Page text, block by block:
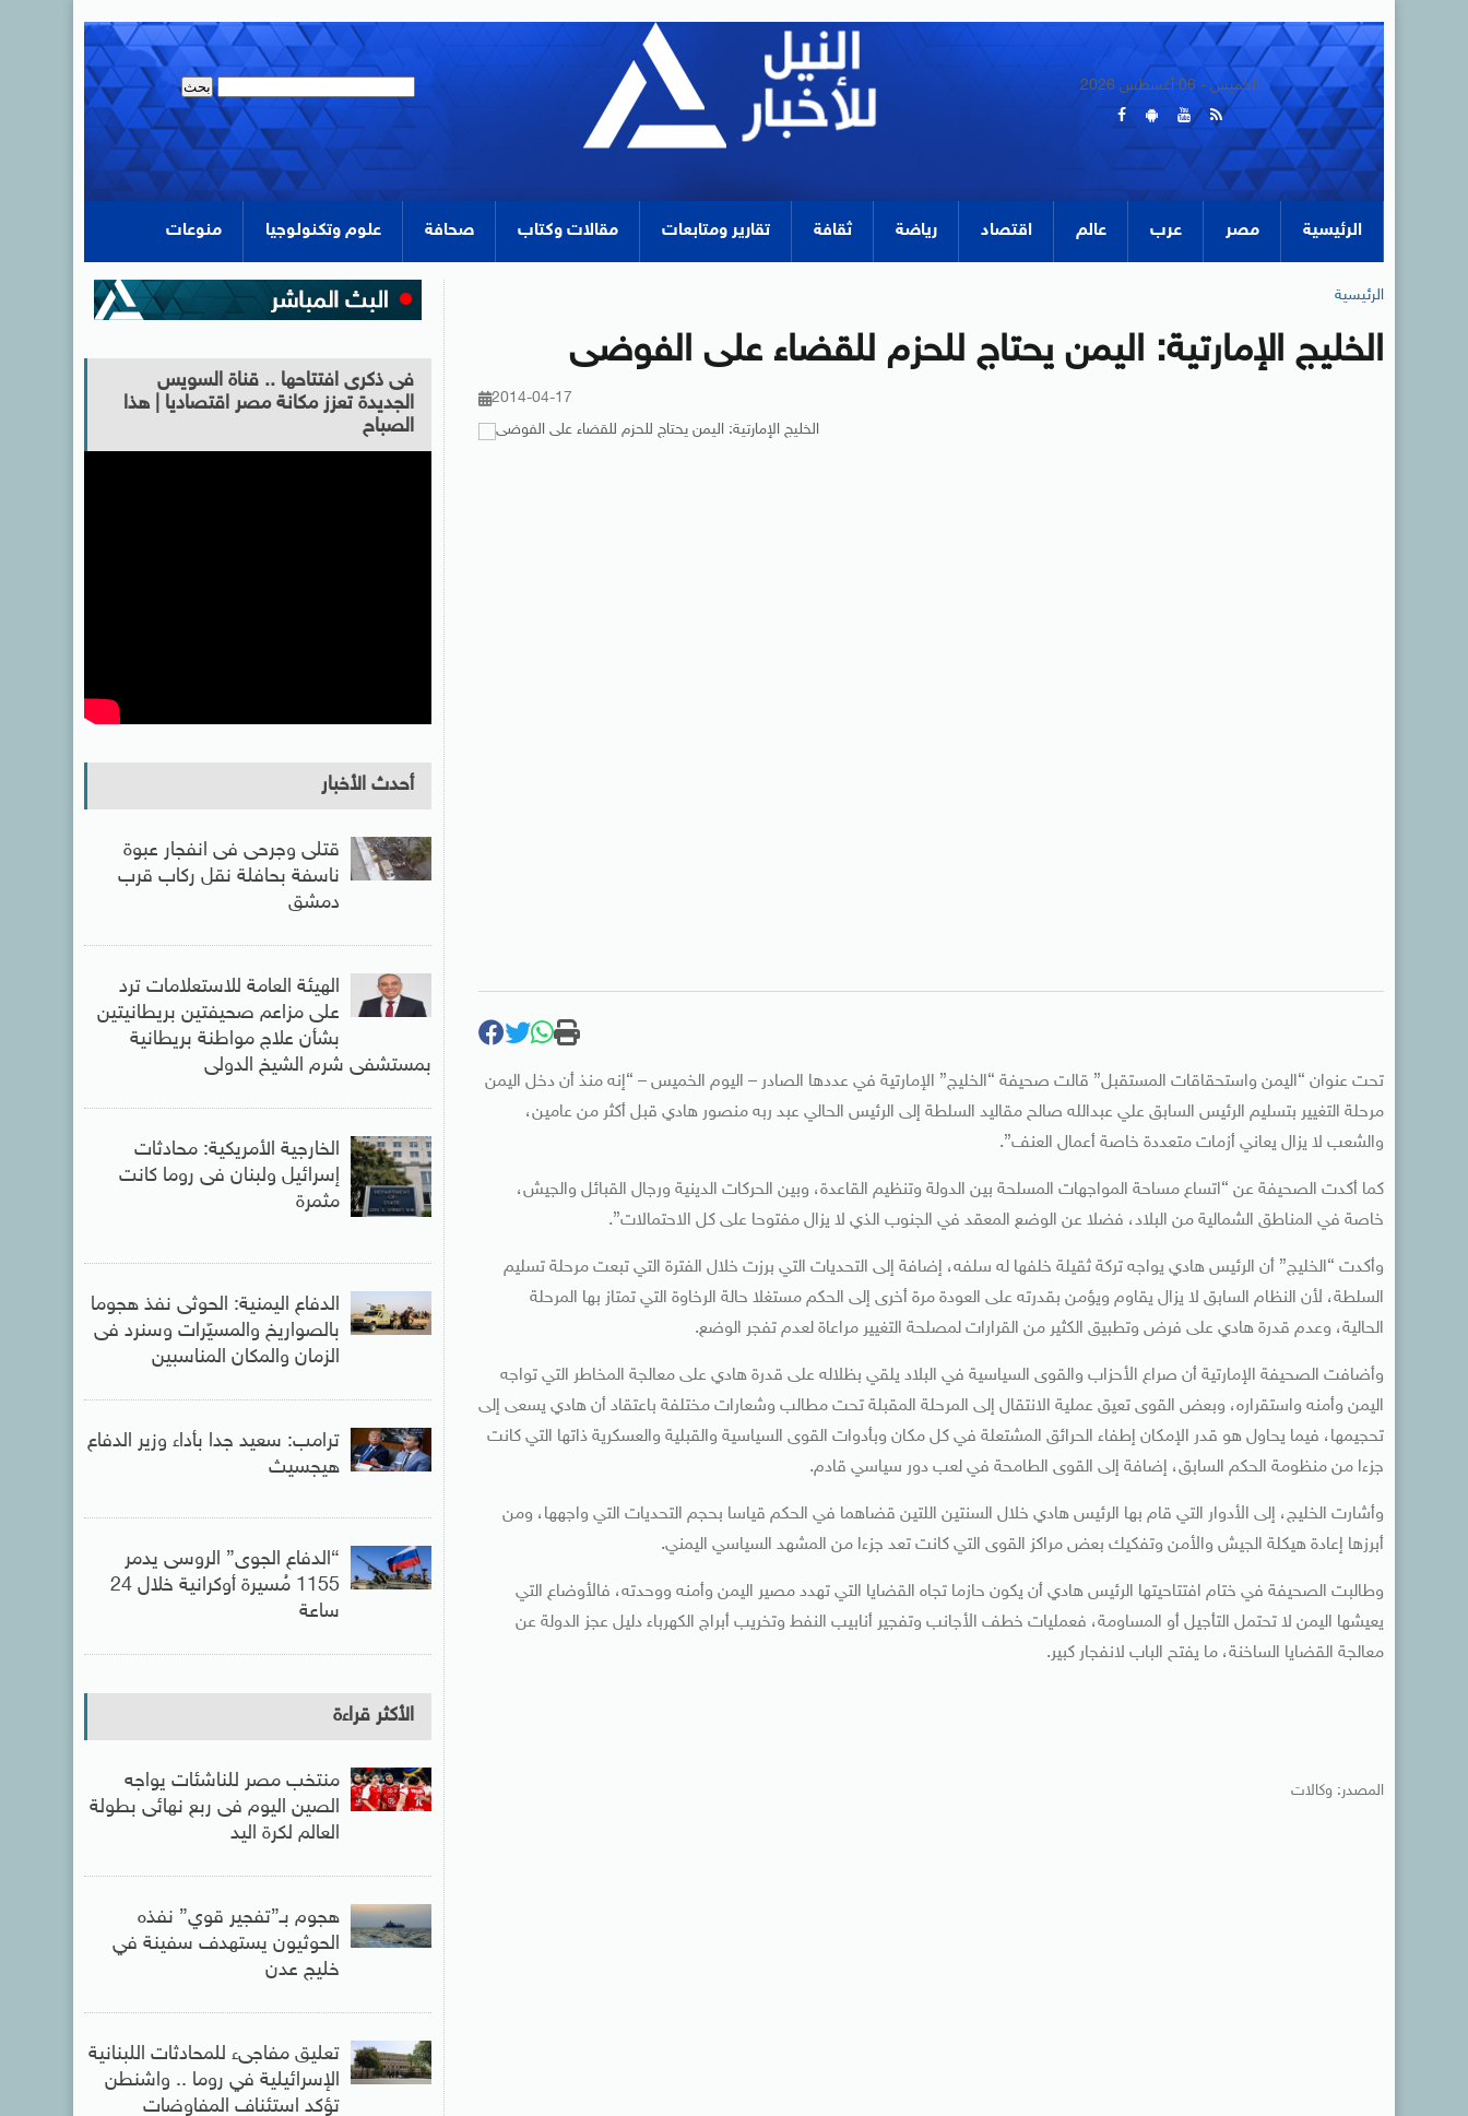
الخميس - 06 أغسطس 2026
الرئيسية مصر عرب عالم اقتصاد رياضة ثقافة تقارير ومتابعات مقالات وكتاب صحافة علوم وتكنولوجيا منوعات
الرئيسية
الخليج الإمارتية: اليمن يحتاج للحزم للقضاء على الفوضى
2014-04-17
تحت عنوان “اليمن واستحقاقات المستقبل” قالت صحيفة “الخليج” الإمارتية في عددها الصادر – اليوم الخميس – “إنه منذ أن دخل اليمن
مرحلة التغيير بتسليم الرئيس السابق علي عبدالله صالح مقاليد السلطة إلى الرئيس الحالي عبد ربه منصور هادي قبل أكثر من عامين،
والشعب لا يزال يعاني أزمات متعددة خاصة أعمال العنف”.
كما أكدت الصحيفة عن “اتساع مساحة المواجهات المسلحة بين الدولة وتنظيم القاعدة، وبين الحركات الدينية ورجال القبائل والجيش،
خاصة في المناطق الشمالية من البلاد، فضلا عن الوضع المعقد في الجنوب الذي لا يزال مفتوحا على كل الاحتمالات”.
وأكدت “الخليج” أن الرئيس هادي يواجه تركة ثقيلة خلفها له سلفه، إضافة إلى التحديات التي برزت خلال الفترة التي تبعت مرحلة تسليم
السلطة، لأن النظام السابق لا يزال يقاوم ويؤمن بقدرته على العودة مرة أخرى إلى الحكم مستغلا حالة الرخاوة التي تمتاز بها المرحلة
الحالية، وعدم قدرة هادي على فرض وتطبيق الكثير من القرارات لمصلحة التغيير مراعاة لعدم تفجر الوضع.
وأضافت الصحيفة الإمارتية أن صراع الأحزاب والقوى السياسية في البلاد يلقي بظلاله على قدرة هادي على معالجة المخاطر التي تواجه
اليمن وأمنه واستقراره، وبعض القوى تعيق عملية الانتقال إلى المرحلة المقبلة تحت مطالب وشعارات مختلفة باعتقاد أن هادي يسعى إلى
تحجيمها، فيما يحاول هو قدر الإمكان إطفاء الحرائق المشتعلة في كل مكان وبأدوات القوى السياسية والقبلية والعسكرية ذاتها التي كانت
جزءا من منظومة الحكم السابق، إضافة إلى القوى الطامحة في لعب دور سياسي قادم.
وأشارت الخليج، إلى الأدوار التي قام بها الرئيس هادي خلال السنتين اللتين قضاهما في الحكم قياسا بحجم التحديات التي واجهها، ومن
أبرزها إعادة هيكلة الجيش والأمن وتفكيك بعض مراكز القوى التي كانت تعد جزءا من المشهد السياسي اليمني.
وطالبت الصحيفة في ختام افتتاحيتها الرئيس هادي أن يكون حازما تجاه القضايا التي تهدد مصير اليمن وأمنه ووحدته، فالأوضاع التي
يعيشها اليمن لا تحتمل التأجيل أو المساومة، فعمليات خطف الأجانب وتفجير أنابيب النفط وتخريب أبراج الكهرباء دليل عجز الدولة عن
معالجة القضايا الساخنة، ما يفتح الباب لانفجار كبير.
المصدر: وكالات
فى ذكرى افتتاحها .. قناة السويس
الجديدة تعزز مكانة مصر اقتصاديا | هذا
الصباح
أحدث الأخبار
قتلى وجرحى فى انفجار عبوة
ناسفة بحافلة نقل ركاب قرب
دمشق
الهيئة العامة للاستعلامات ترد
على مزاعم صحيفتين بريطانيتين
بشأن علاج مواطنة بريطانية
بمستشفى شرم الشيخ الدولى
الخارجية الأمريكية: محادثات
إسرائيل ولبنان فى روما كانت
مثمرة
الدفاع اليمنية: الحوثى نفذ هجوما
بالصواريخ والمسيّرات وسنرد فى
الزمان والمكان المناسبين
ترامب: سعيد جدا بأداء وزير الدفاع
هيجسيث
“الدفاع الجوى” الروسى يدمر
1155 مُسيرة أوكرانية خلال 24
ساعة
الأكثر قراءة
منتخب مصر للناشئات يواجه
الصين اليوم فى ربع نهائى بطولة
العالم لكرة اليد
هجوم بـ”تفجير قوي” نفذه
الحوثيون يستهدف سفينة في
خليج عدن
تعليق مفاجىء للمحادثات اللبنانية
الإسرائيلية في روما .. واشنطن
تؤكد استئناف المفاوضات